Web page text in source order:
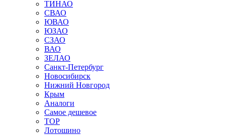
ТИНАО
СВАО
ЮВАО
ЮЗАО
СЗАО
ВАО
ЗЕЛАО
Санкт-Петербург
Новосибирск
Нижний Новгород
Крым
Аналоги
Самое дешевое
TOP
Лотошино